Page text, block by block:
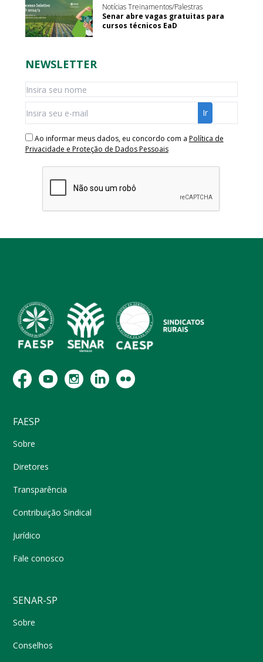
Notícias Treinamentos/Palestras
Senar abre vagas gratuitas para
cursos técnicos EaD
NEWSLETTER
Ao informar meus dados, eu concordo com a Política de
Privacidade e Proteção de Dados Pessoais
FAESP
Sobre
Diretores
Transparência
Contribuição Sindical
Jurídico
Fale conosco
SENAR-SP
Sobre
Conselhos